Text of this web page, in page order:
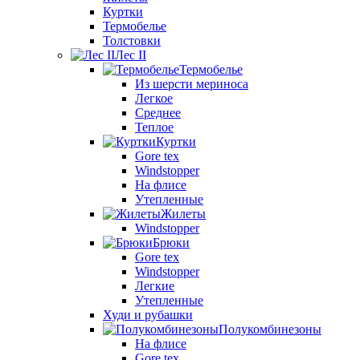
Куртки
Термобелье
Толстовки
Лес II
Термобелье
Из шерсти мериноса
Легкое
Среднее
Теплое
Куртки
Gore tex
Windstopper
На флисе
Утепленные
Жилеты
Windstopper
Брюки
Gore tex
Windstopper
Легкие
Утепленные
Худи и рубашки
Полукомбинезоны
На флисе